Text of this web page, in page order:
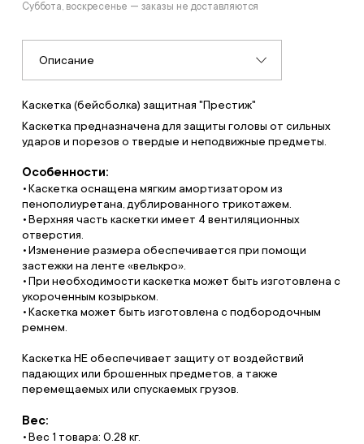
Суббота, воскресенье — заказы не доставляются
Описание
Каскетка (бейсболка) защитная "Престиж"
Каскетка предназначена для защиты головы от сильных
ударов и порезов о твердые и неподвижные предметы.
Особенности:
Каскетка оснащена мягким амортизатором из
пенополиуретана, дублированного трикотажем.
Верхняя часть каскетки имеет 4 вентиляционных
отверстия.
Изменение размера обеспечивается при помощи
застежки на ленте «велькро».
При необходимости каскетка может быть изготовлена с
укороченным козырьком.
Каскетка может быть изготовлена с подбородочным
ремнем.
Каскетка НЕ обеспечивает защиту от воздействий
падающих или брошенных предметов, а также
перемещаемых или спускаемых грузов.
Вес:
Вес 1 товара: 0.28 кг.